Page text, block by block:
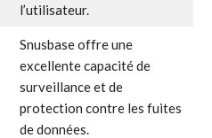
l’utilisateur.
Snusbase offre une
excellente capacité de
surveillance et de
protection contre les fuites
de données.